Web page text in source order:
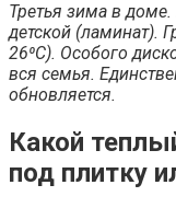
Третья зима в
детской (ламинат).
26⁰С). Особого
вся семья.
обновляется.
Какой
под плитку